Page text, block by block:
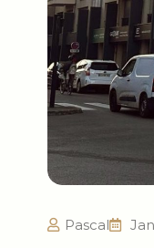
Pascal